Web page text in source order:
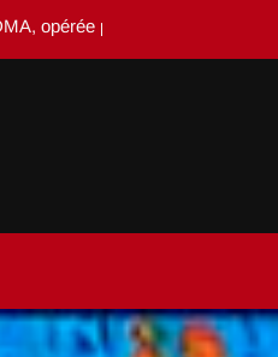
par Système-dedieu